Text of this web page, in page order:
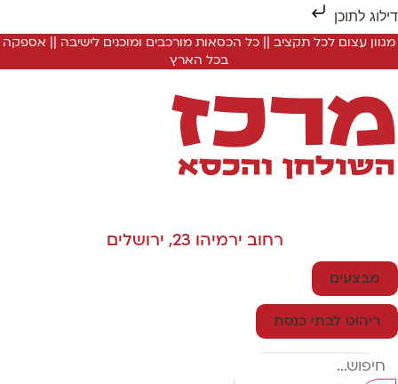
לתוכן
מגוון עצום לכל תקציב || כל הכסאות מורכבים ומוכנים לישיבה || אספקה
בכל הארץ
רחוב ירמיהו 23, ירושלים
מבצעים
ריהוט לבתי כנסת